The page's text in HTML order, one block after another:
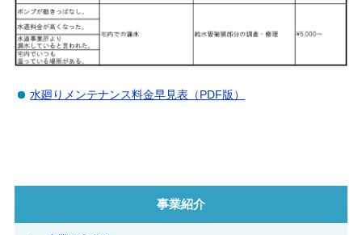
水廻りメンテナンス料金早見表（PDF版）
事業紹介